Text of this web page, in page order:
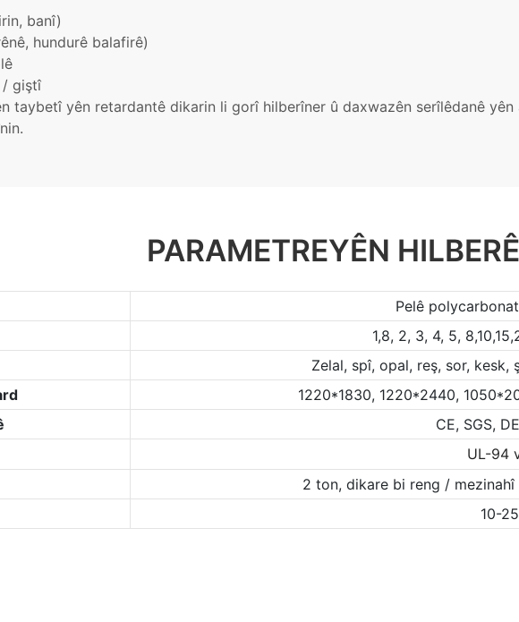
banî)
hundurê balafirê)
/ giştî
taybetî yên retardantê dikarin li gorî hilberîner û daxwazên serîlêdanê
PARAMETREYÊN HILBERÊ
Pelê
1,8, 2, 3, 4, 5,
Zelal, spî, opal, reş, sor, kesk,
1220*1830, 1220*2440,
CE, SGS,
UL-94
2 ton, dikare bi reng /
10-